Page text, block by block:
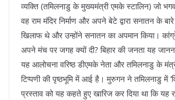
व्यक्ति (तमिलनाडु के मुख्यमंत्री एमके स्टालिन) जो
वह राम मंदिर निर्माण और अपने बेटे द्वारा सनातन के
खिलाफ थे और उन्होंने सनातन का अपमान किया।
अपने मंच पर जगह क्यों दी? बिहार की जनता यह
यह आलोचना वरिष्ठ डीएमके नेता और तमिलनाडु के
टिप्पणी की पृष्ठभूमि में आई है। मुरुगन ने तमिलनाडु में
प्रस्ताव को यह कहते हुए खारिज कर दिया था कि यह